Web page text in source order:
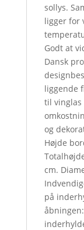
sollys.
ligger for
Godt at
Dansk
liggende
til vinglas
og
Højde
cm.
på